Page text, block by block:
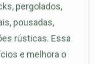
pergolados,
pousadas,
rústicas. Essa
e melhora o